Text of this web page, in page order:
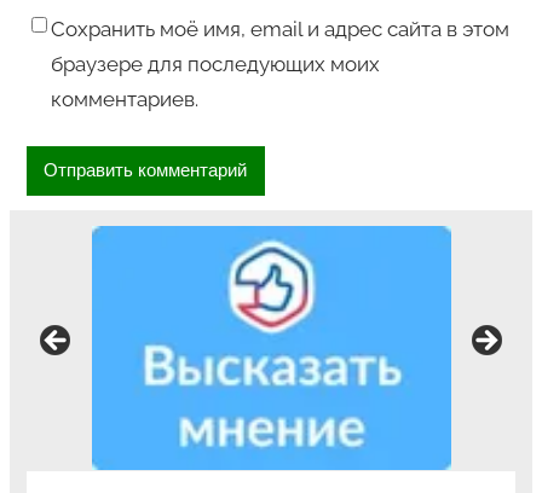
Сохранить моё имя, email и адрес сайта в этом
браузере для последующих моих
комментариев.